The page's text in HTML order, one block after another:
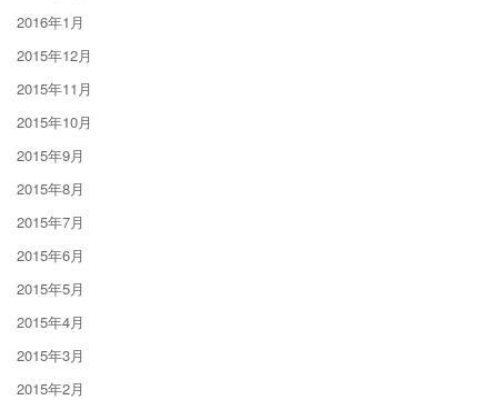
2016年1月
2015年12月
2015年11月
2015年10月
2015年9月
2015年8月
2015年7月
2015年6月
2015年5月
2015年4月
2015年3月
2015年2月